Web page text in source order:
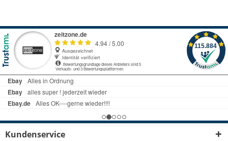
Kundenservice